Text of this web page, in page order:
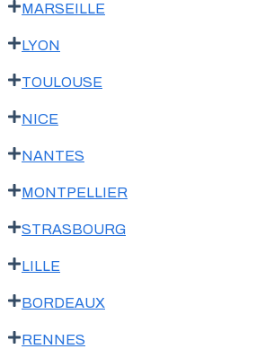
MARSEILLE
LYON
TOULOUSE
NICE
NANTES
MONTPELLIER
STRASBOURG
LILLE
BORDEAUX
RENNES